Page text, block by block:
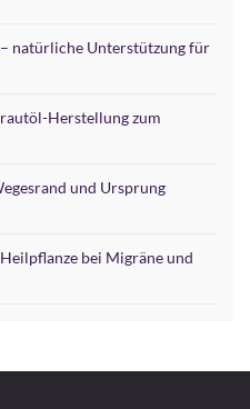
natürliche Unterstützung für
Herstellung zum
und Ursprung
bei Migräne und